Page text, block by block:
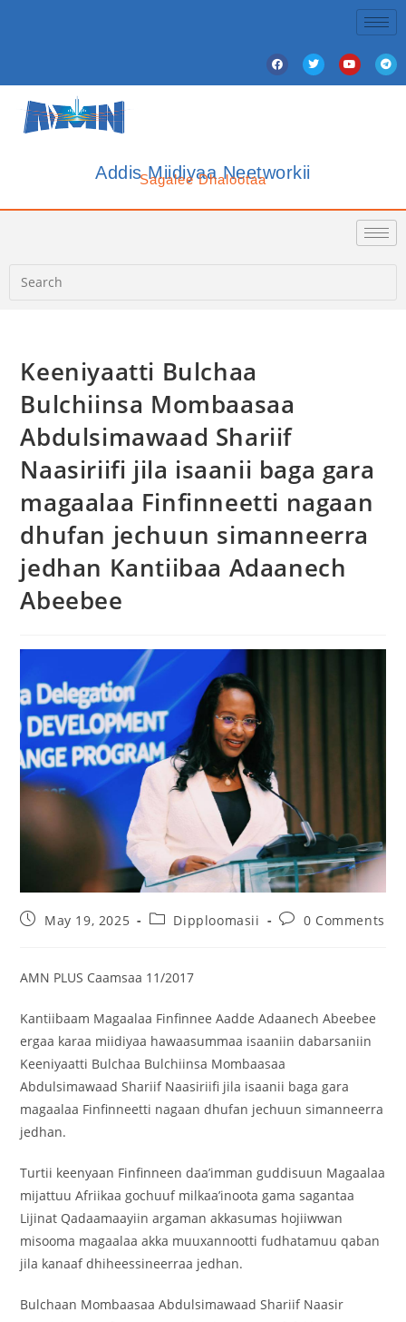
Addis Miidiyaa Neetworkii
Sagalee Dhalootaa
Keeniyaatti Bulchaa
Bulchiinsa Mombaasaa
Abdulsimawaad Shariif
Naasiriifi jila isaanii baga gara
magaalaa Finfinneetti nagaan
dhufan jechuun simanneerra
jedhan Kantiibaa Adaanech
Abeebee
May 19, 2025 Dipploomasii 0 Comments
AMN PLUS Caamsaa 11/2017
Kantiibaam Magaalaa Finfinnee Aadde Adaanech Abeebee
ergaa karaa miidiyaa hawaasummaa isaaniin dabarsaniin
Keeniyaatti Bulchaa Bulchiinsa Mombaasaa
Abdulsimawaad Shariif Naasiriifi jila isaanii baga gara
magaalaa Finfinneetti nagaan dhufan jechuun simanneerra
jedhan.
Turtii keenyaan Finfinneen daa’imman guddisuun Magaalaa
mijattuu Afriikaa gochuuf milkaa’inoota gama sagantaa
Lijinat Qadaamaayiin argaman akkasumas hojiiwwan
misooma magaalaa akka muuxannootti fudhatamuu qaban
jila kanaaf dhiheessineerraa jedhan.
Bulchaan Mombaasaa Abdulsimawaad Shariif Naasir